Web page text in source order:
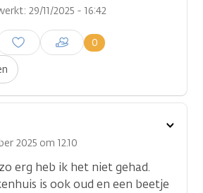
29/11/2025 - 16:42
0
een reactie te
2025 om 12.10
erg heb ik het niet gehad.
is ook oud en een beetje
Toon